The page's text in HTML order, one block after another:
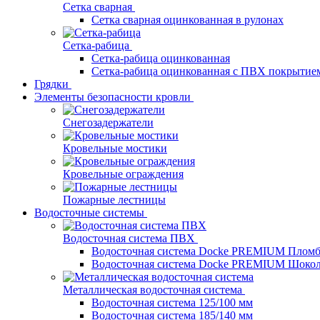
Сетка сварная
Сетка сварная оцинкованная в рулонах
Сетка-рабица
Сетка-рабица оцинкованная
Сетка-рабица оцинкованная с ПВХ
Грядки
Элементы безопасности кровли
Снегозадержатели
Кровельные мостики
Кровельные ограждения
Пожарные лестницы
Водосточные системы
Водосточная система ПВХ
Водосточная система Docke PREMIUM
Водосточная система Docke PREMIUM
Металлическая водосточная система
Водосточная система 125/100 мм
Водосточная система 185/140 мм